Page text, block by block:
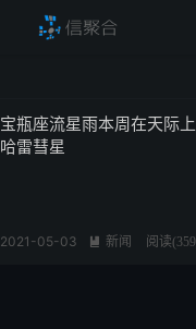
宝瓶座流星雨本周在天际
哈雷彗星
2021-05-03  新闻 阅读(359